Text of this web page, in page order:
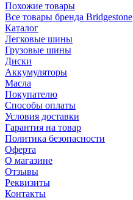
Похожие товары
Все товары бренда Bridgestone
Каталог
Легковые шины
Грузовые шины
Диски
Аккумуляторы
Масла
Покупателю
Способы оплаты
Условия доставки
Гарантия на товар
Политика безопасности
Оферта
О магазине
Отзывы
Реквизиты
Контакты